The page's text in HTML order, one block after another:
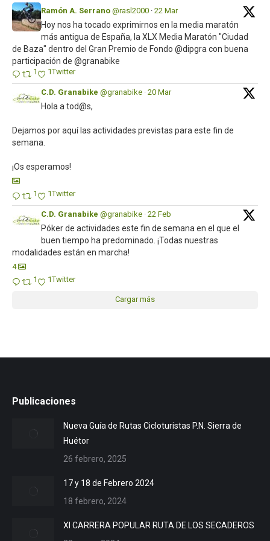
Ramón A. Serrano @rasl2000 · 22 Mar
Hoy nos ha tocado exprimirnos en la media maratón
más antigua de España, la XLX Media Maratón "Ciudad
de Baza" dentro del Gran Premio de Fondo @dipgra con buena
participación de @granabike
1 1Twitter
C.D. Granabike @granabike · 20 Mar
Hola a tod@s,
Dejamos por aquí las actividades previstas para este fin de
semana.
¡Os esperamos!
1 1Twitter
C.D. Granabike @granabike · 22 Feb
Póker de actividades este fin de semana en el que el
buen tiempo ha predominado. ¡Todas nuestras
modalidades están en marcha!
4
1
1Twitter
Cargar más
Publicaciones
Nueva Guía de Rutas Cicloturistas P.N. Sierra de
Huétor
26 febrero, 2025
17 y 18 de Febrero 2024
18 febrero, 2024
XI CARRERA POPULAR RUTA DE LOS SECADEROS